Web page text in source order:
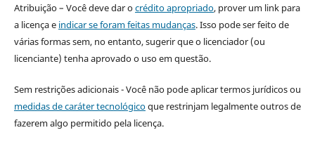
Atribuição – Você deve dar ocrédito apropriado, prover um link para
a licença e indicar se foram feitas mudanças. Isso pode ser feito de
várias formas sem, no entanto, sugerir que o licenciador (ou
licenciante) tenha aprovado o uso em questão.
Sem restrições adicionais - Você não pode aplicar termos jurídicos ou
medidas de caráter tecnológicoque restrinjam legalmente outros de
fazerem algo permitido pela licença.